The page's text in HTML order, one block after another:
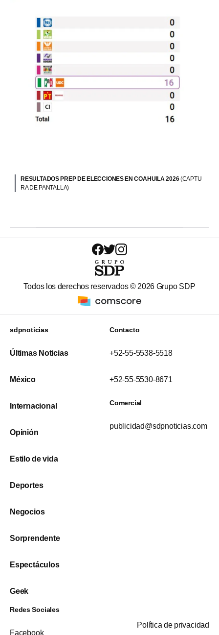
RESULTADOS PREP DE ELECCIONES EN COAHUILA 2026(CAPTU
RA DE PANTALLA)
Todos los derechos reservados © 2026 Grupo SDP
sdpnoticias
Últimas Noticias
México
Internacional
Opinión
Estilo de vida
Deportes
Negocios
Sorprendente
Espectáculos
Geek
Contacto
+52-55-5538-5518
+52-55-5530-8671
Comercial
publicidad@sdpnoticias.com
Redes Sociales
Facebook
Política de privacidad